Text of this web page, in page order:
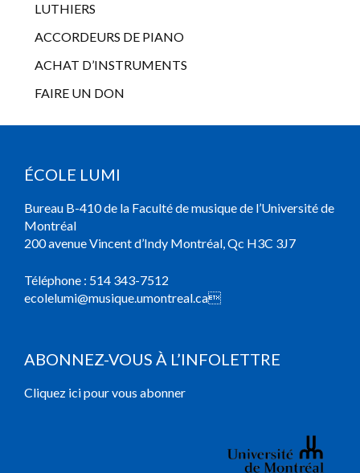
LUTHIERS
ACCORDEURS DE PIANO
ACHAT D’INSTRUMENTS
FAIRE UN DON
ÉCOLE LUMI
Bureau B-410 de la Faculté de musique de l’Université de
Montréal
200 avenue Vincent d’Indy Montréal, Qc H3C 3J7
Téléphone : 514 343-7512
ecolelumi@musique.umontreal.ca
ABONNEZ-VOUS À L’INFOLETTRE
Cliquez ici pour vous abonner